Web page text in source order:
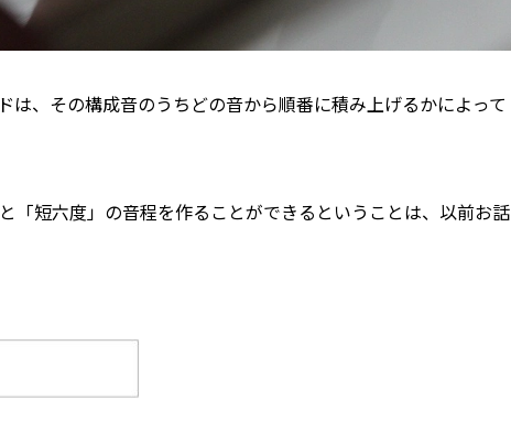
は、その構成音のうちどの音から順番に積み上げるかによって
「短六度」の音程を作ることができるということは、以前お話